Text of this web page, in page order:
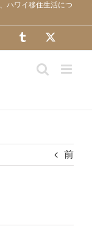
ハワイ移住生活につ
Pinterest Tumblr
前